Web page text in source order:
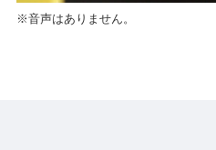
※音声はありません。